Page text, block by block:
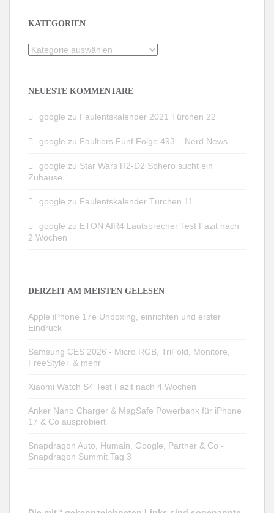
KATEGORIEN
Kategorien
NEUESTE KOMMENTARE
google zu Faulentskalender 2021 Türchen 22
google zu Faultiers Fünf Folge 493 – Nerd News
google zu Star Wars R2-D2 Sphero sucht ein
Zuhause
google zu Faulentskalender Türchen 11
google zu ETON AIR4 Lautsprecher Test Fazit nach
2 Wochen
DERZEIT AM MEISTEN GELESEN
Apple iPhone 17e Unboxing, einrichten und erster
Eindruck
Samsung CES 2026 - Micro RGB, TriFold, Monitore,
FreeStyle+ & mehr
Xiaomi Watch S4 Test Fazit nach 4 Wochen
Anker Nano Charger & MagSafe Powerbank für iPhone
17 & Co ausprobiert
Snapdragon Auto, Humain, Google, Partner & Co -
Snapdragon Summit Tag 3